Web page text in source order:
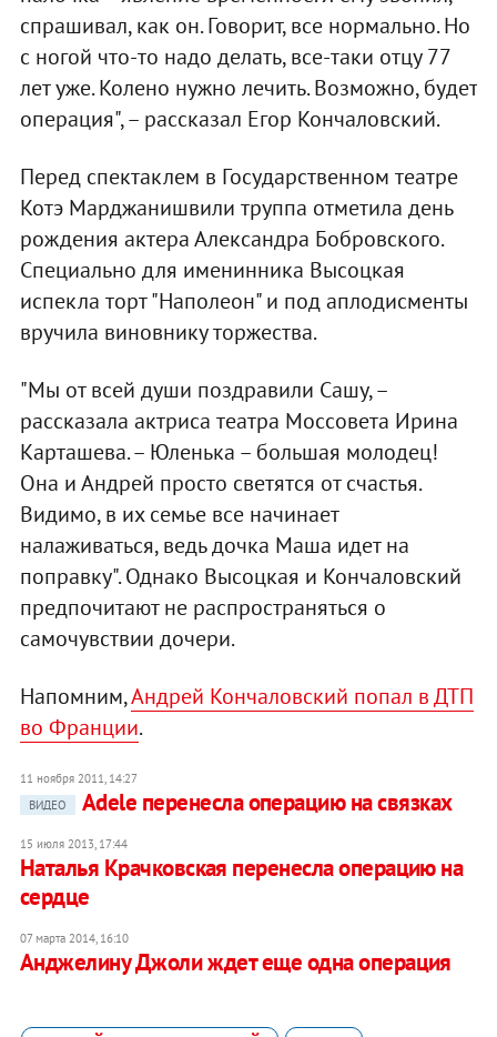
спрашивал, как он. Говорит, все нормально. Но
с ногой что-то надо делать, все-таки отцу 77
лет уже. Колено нужно лечить. Возможно, будет
операция", – рассказал Егор Кончаловский.
Перед спектаклем в Государственном театре
Котэ Марджанишвили труппа отметила день
рождения актера Александра Бобровского.
Специально для именинника Высоцкая
испекла торт "Наполеон" и под аплодисменты
вручила виновнику торжества.
"Мы от всей души поздравили Сашу, –
рассказала актриса театра Моссовета Ирина
Карташева. – Юленька – большая молодец!
Она и Андрей просто светятся от счастья.
Видимо, в их семье все начинает
налаживаться, ведь дочка Маша идет на
поправку". Однако Высоцкая и Кончаловский
предпочитают не распространяться о
самочувствии дочери.
Напомним,Андрей Кончаловский попал в ДТП
во Франции.
11 ноября 2011, 14:27
ВИДЕО
Adele перенесла операцию на связках
15 июля 2013, 17:44
Наталья Крачковская перенесла операцию на
сердце
07 марта 2014, 16:10
Анджелину Джоли ждет еще одна операция